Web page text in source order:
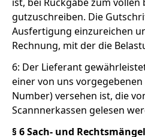
gutzuschreiben. Die
Ausfertigung einzureichen
Rechnung, mit der die
6: Der Lieferant
einer von uns vorgegebenen
Number) versehen ist, die
Scannnerkassen gelesen
§ 6 Sach- und Rechtsmängel